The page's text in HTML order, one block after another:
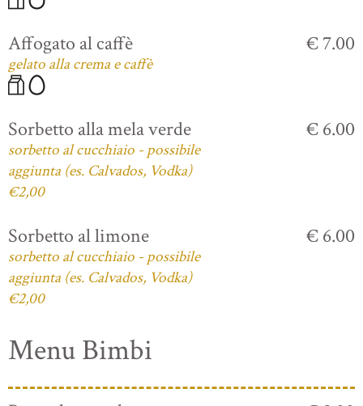
Affogato al caffè
gelato alla crema e caffè
€ 7.00
Sorbetto alla mela verde
sorbetto al cucchiaio - possibile
aggiunta (es. Calvados, Vodka)
€2,00
€ 6.00
Sorbetto al limone
sorbetto al cucchiaio - possibile
aggiunta (es. Calvados, Vodka)
€2,00
€ 6.00
Menu Bimbi